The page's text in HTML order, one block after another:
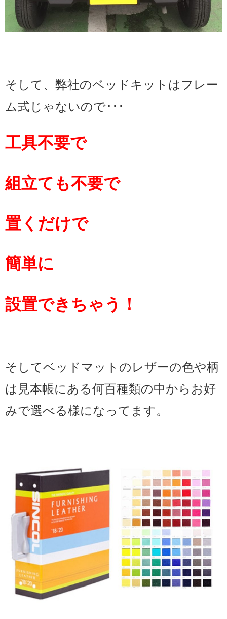
そして、弊社のベッドキットはフレー
ム式じゃないので･･･
工具不要で
組立ても不要で
置くだけで
簡単に
設置できちゃう！
そしてベッドマットのレザーの色や柄
は見本帳にある何百種類の中からお好
みで選べる様になってます。